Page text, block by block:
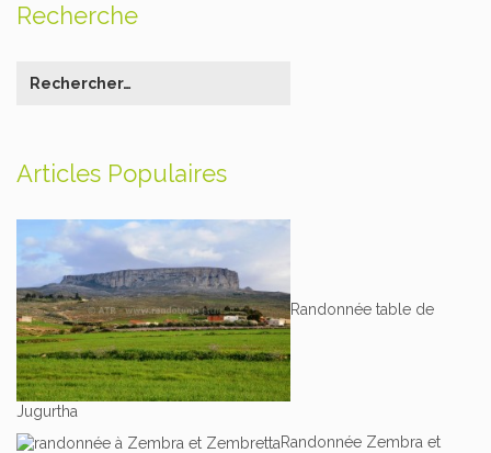
Recherche
Articles Populaires
Randonnée table de
Jugurtha
Randonnée Zembra et